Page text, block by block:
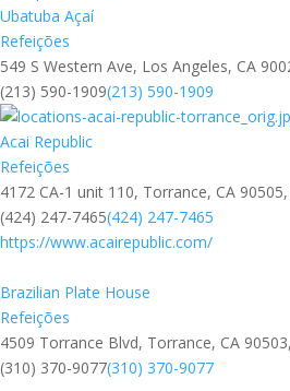
Ubatuba Açaí
Refeições
549 S Western Ave, Los Angeles, CA
(213) 590-1909(213) 590-1909
Acai Republic
Refeições
4172 CA-1 unit 110, Torrance, CA 90505,
(424) 247-7465(424) 247-7465
https://www.acairepublic.com/
Brazilian Plate House
Refeições
4509 Torrance Blvd, Torrance, CA
(310) 370-9077(310) 370-9077